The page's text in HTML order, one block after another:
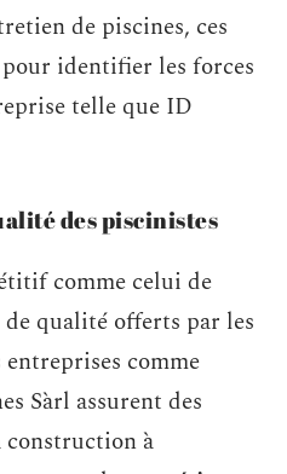
de piscines, ces
identifier les forces
telle que ID
des piscinistes
comme celui de
de qualité offerts par les
comme
Sàrl assurent des
à